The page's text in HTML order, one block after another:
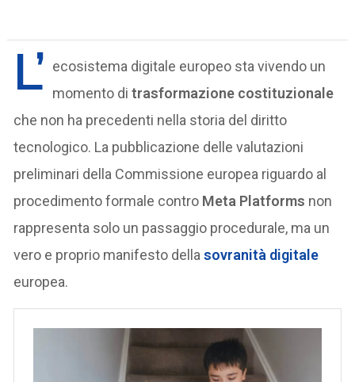
L’ ecosistema digitale europeo sta vivendo un
momento ditrasformazione costituzionale
che non ha precedenti nella storia del diritto
tecnologico. La pubblicazione delle valutazioni
preliminari della Commissione europea riguardo al
procedimento formale contro Meta Platforms non
rappresenta solo un passaggio procedurale, ma un
vero e proprio manifesto dellasovranità digitale
europea.